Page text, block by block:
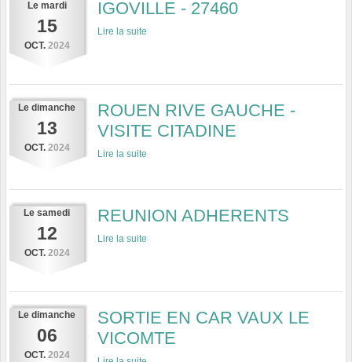
Le mardi
15
OCT. 2024
IGOVILLE - 27460
Lire la suite
Le dimanche
13
OCT. 2024
ROUEN RIVE GAUCHE -
VISITE CITADINE
Lire la suite
Le samedi
12
OCT. 2024
REUNION ADHERENTS
Lire la suite
Le dimanche
06
OCT. 2024
SORTIE EN CAR VAUX LE
VICOMTE